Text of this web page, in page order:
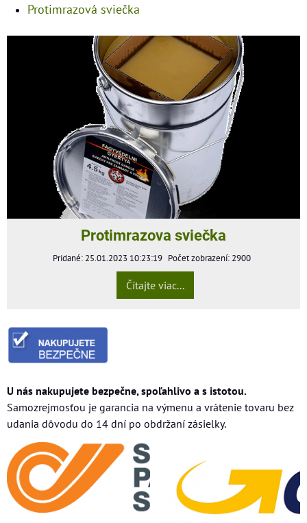
Protimrazová sviečka
Protimrazova sviečka
Pridané: 25.01.2023 10:23:19 Počet zobrazení: 2900
Čítajte viac...
U nás nakupujete bezpečne, spoľahlivo a s istotou.
Samozrejmosťou je garancia na výmenu a vrátenie tovaru bez
udania dôvodu do 14 dní po obdržaní zásielky.